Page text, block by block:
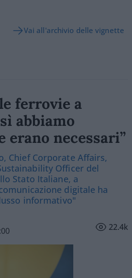
Vai all'archivio delle vignette
ferrovie a
abbiamo
erano necessari”
Chief Corporate Affairs,
Officer del
Stato Italiane, a
digitale ha
informativo"
22.4k